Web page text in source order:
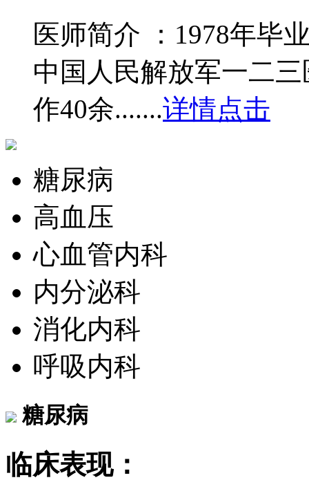
医师简介 ：1978年毕
中国人民解放军一二
作40余.......详情点击
糖尿病
高血压
心血管内科
内分泌科
消化内科
呼吸内科
糖尿病
临床表现：